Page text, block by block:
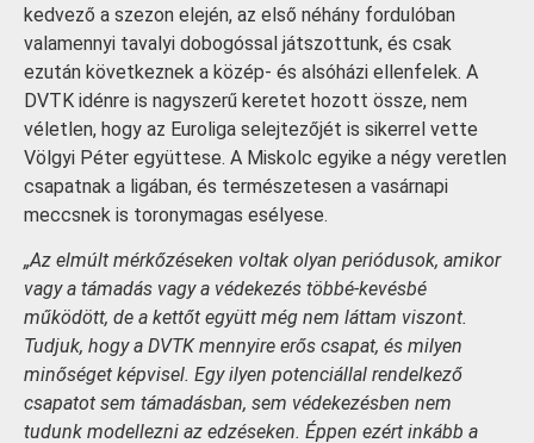
kedvező a szezon elején, az első néhány fordulóban
valamennyi tavalyi dobogóssal játszottunk, és csak
ezután következnek a közép- és alsóházi ellenfelek. A
DVTK idénre is nagyszerű keretet hozott össze, nem
véletlen, hogy az Euroliga selejtezőjét is sikerrel vette
Völgyi Péter együttese. A Miskolc egyike a négy veretlen
csapatnak a ligában, és természetesen a vasárnapi
meccsnek is toronymagas esélyese.
„Az elmúlt mérkőzéseken voltak olyan periódusok, amikor
vagy a támadás vagy a védekezés többé-kevésbé
működött, de a kettőt együtt még nem láttam viszont.
Tudjuk, hogy a DVTK mennyire erős csapat, és milyen
minőséget képvisel. Egy ilyen potenciállal rendelkező
csapatot sem támadásban, sem védekezésben nem
tudunk modellezni az edzéseken. Éppen ezért inkább a